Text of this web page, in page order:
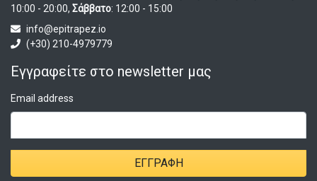
10:00 - 20:00, Σάββατο: 12:00 - 15:00
info@epitrapez.io
(+30) 210-4979779
Εγγραφείτε στο newsletter μας
Email address
ΕΓΓΡΑΦΉ